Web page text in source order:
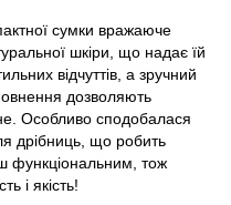
сумки вражаюче
шкіри, що надає їй
відчуттів, а зручний
дозволяють
Особливо сподобалася
дрібниць, що робить
функціональним, тож
і якість!